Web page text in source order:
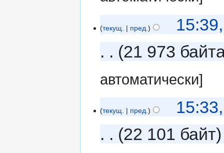
текущ. пред.
21 973
автоматически]
текущ. пред.
22 101 байт